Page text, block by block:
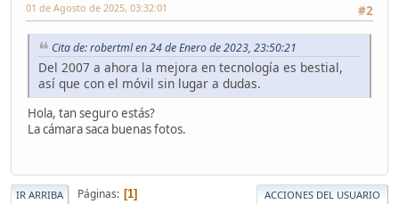
#2
01 de Agosto de 2025, 03:32:01
Cita de: robertml en 24 de Enero de 2023, 23:50:21
Del 2007 a ahora la mejora en tecnología es bestial,
así que con el móvil sin lugar a dudas.
Hola, tan seguro estás?
La cámara saca buenas fotos.
IR ARRIBA Páginas 1 ACCIONES DEL USUARIO